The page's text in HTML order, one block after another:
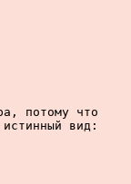
потому что
вид: